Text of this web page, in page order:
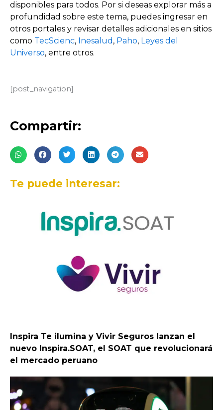
disponibles para todos. Por si deseas explorar más a
profundidad sobre este tema, puedes ingresar en
otros portales y revisar detalles adicionales en sitios
como TecScienc, Inesalud , Paho, Leyes del
Universo, entre otros.
[post_navigation]
Compartir:
Te puede interesar:
Inspira Te ilumina y Vivir Seguros lanzan el
nuevo Inspira.SOAT, el SOAT que revolucionará
el mercado peruano